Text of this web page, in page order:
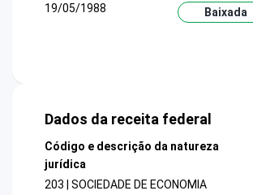
19/05/1988
Baixada
Dados da receita federal
Código e descrição da natureza
jurídica
203 | SOCIEDADE DE ECONOMIA